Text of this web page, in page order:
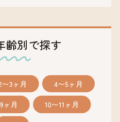
齢別で探す
〜3ヶ月 4〜5ヶ月
ヶ月 10〜11ヶ月